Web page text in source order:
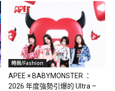
時尚/Fashion
APEE × BABYMONSTER ：
2026 年度強勢引爆的 Ultra –